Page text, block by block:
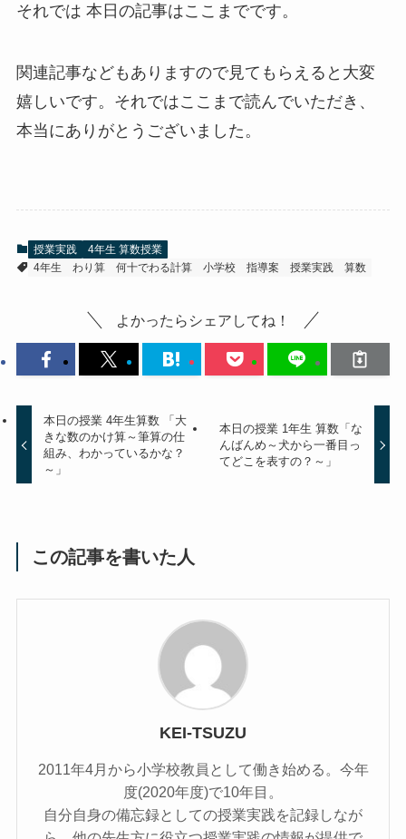
それでは 本日の記事はここまでです。
関連記事などもありますので見てもらえると大変
嬉しいです。それではここまで読んでいただき、
本当にありがとうございました。
授業実践
4年生 算数授業
4年生
わり算 何十でわる計算 小学校 指導案 授業実践 算数
よかったらシェアしてね！
本日の授業 4年生算数 「大
きな数のかけ算～筆算の仕
組み、わかっているかな？
～」
本日の授業 1年生 算数「な
んばんめ～犬から一番目っ
てどこを表すの？～」
この記事を書いた人
KEI-TSUZU
2011年4月から小学校教員として働き始める。今年
度(2020年度)で10年目。
自分自身の備忘録としての授業実践を記録しなが